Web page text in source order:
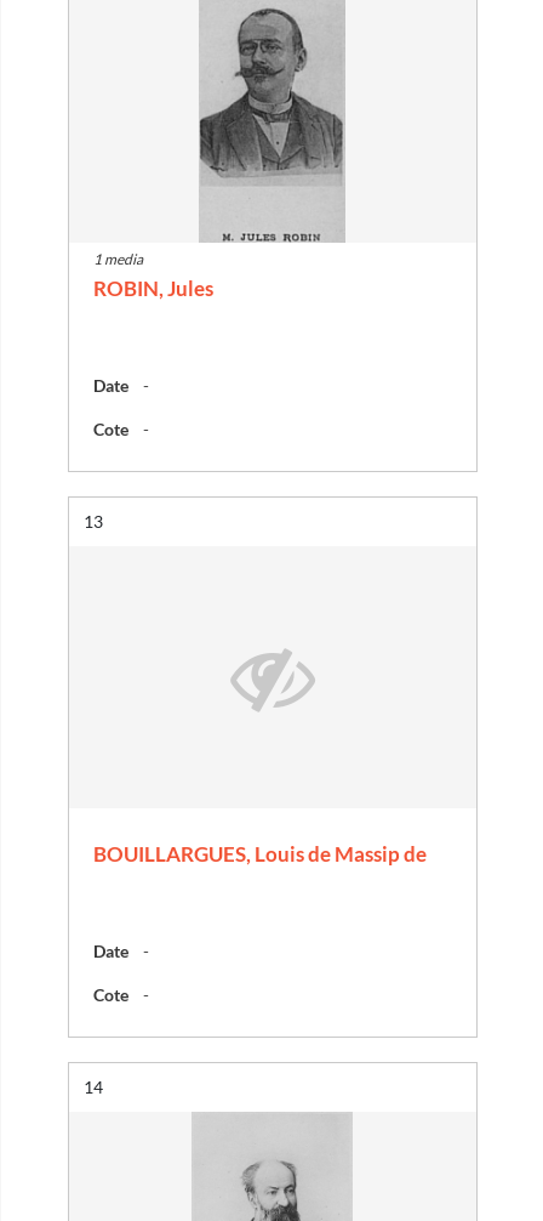
1 media
ROBIN, Jules
Date -
Cote -
Résultat n°
13
BOUILLARGUES, Louis de Massip de
Date -
Cote -
Résultat n°
14